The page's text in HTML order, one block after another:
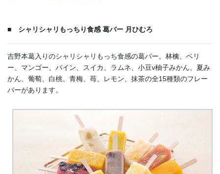
■ シャリシャリもっちり食感 葛バー 月ひむろ
吉野本葛入りのシャリシャリもっち食感の葛バー。林檎、ベリ
ー、マンゴー、パイン、スイカ、ラムネ、小豆v柚子みかん、夏み
かん、葡萄、白桃、青梅、苺、レモン、抹茶の全15種類のフレー
バーがあります。